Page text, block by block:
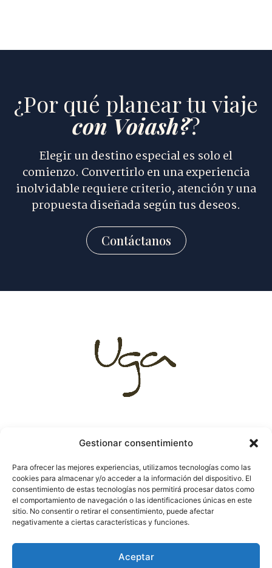
Gestionar consentimiento
Para ofrecer las mejores experiencias, utilizamos tecnologías como las
cookies para almacenar y/o acceder a la información del dispositivo. El
consentimiento de estas tecnologías nos permitirá procesar datos como
el comportamiento de navegación o las identificaciones únicas en este
sitio. No consentir o retirar el consentimiento, puede afectar
negativamente a ciertas características y funciones.
Aceptar
¿Por qué planear tu viaje
con Voiash??
Elegir un destino especial es solo el
comienzo. Convertirlo en una experiencia
inolvidable requiere criterio, atención y una
propuesta diseñada según tus deseos.
Contáctanos
Destinos
destacados
Lunas de miel
Viajes a medida
C. Alonso Cano
66 (Madrid)
Avenida
República
Argentina 25
(Sevilla)
Teléfono. 910 421
217